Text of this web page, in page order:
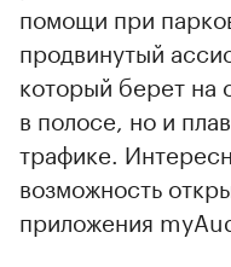
помощи при
продвинутый
который берет на
в полосе, но и
трафике.
возможность
приложения